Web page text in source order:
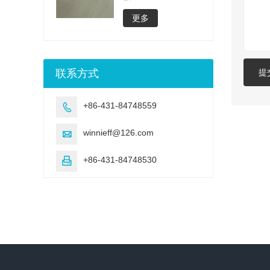
提
更多
联系方式
 +86-431-84748559
 winnieff@126.com
 +86-431-84748530